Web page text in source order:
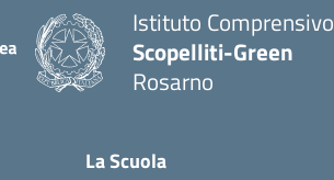
Istituto Comprensivo
Scopelliti-Green
Rosarno
La Scuola